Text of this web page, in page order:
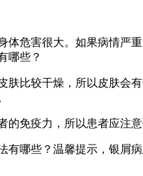
体危害很大。如果病情严
哪些？
肤比较干燥，所以皮肤会
免疫力，所以患者应注
哪些？温馨提示，银屑